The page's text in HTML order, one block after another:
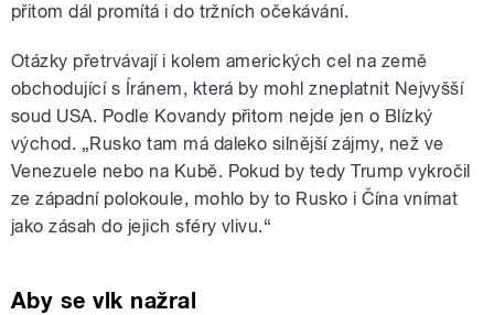
přitom dál promítá i do tržních očekávání.
Otázky přetrvávají i kolem amerických cel na země
obchodující s Íránem, která by mohl zneplatnit Nejvyšší
soud USA. Podle Kovandy přitom nejde jen o Blízký
východ. „Rusko tam má daleko silnější zájmy, než ve
Venezuele nebo na Kubě. Pokud by tedy Trump vykročil
ze západní polokoule, mohlo by to Rusko i Čína vnímat
jako zásah do jejich sféry vlivu.“
Aby se vlk nažral